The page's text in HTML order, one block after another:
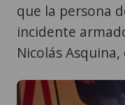
que la persona
incidente
Nicolás